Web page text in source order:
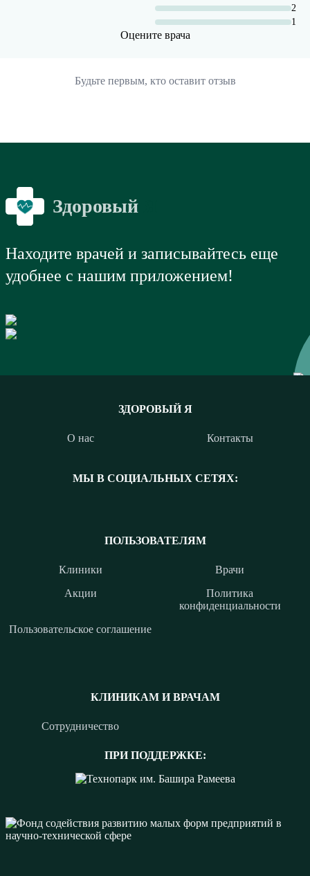
2
1
Оцените врача
Будьте первым, кто оставит отзыв
Здоровый
Находите врачей и записывайтесь еще
удобнее с нашим приложением!
ЗДОРОВЫЙ Я
О нас Контакты
МЫ В СОЦИАЛЬНЫХ СЕТЯХ:
КЛИНИКАМ И ВРАЧАМ
Сотрудничество
ПРИ ПОДДЕРЖКЕ:
ПОЛЬЗОВАТЕЛЯМ
Клиники
Врачи
Акции
Политика
конфиденциальности
Пользовательское соглашение